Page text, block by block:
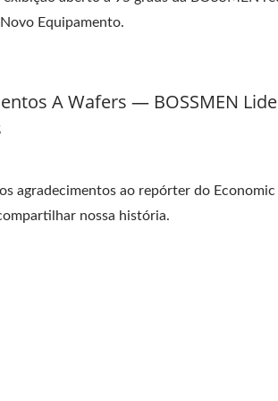
Equipamento.
A Wafers — BOSSMEN
agradecimentos ao repórter do
nossa história.